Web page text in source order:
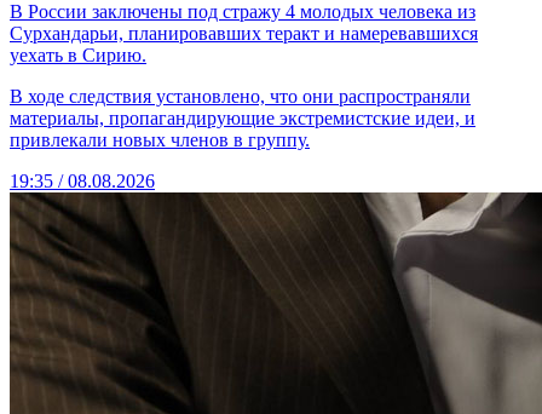
В России заключены под стражу 4 молодых человека из
Сурхандарьи, планировавших теракт и намеревавшихся
уехать в Сирию.
В ходе следствия установлено, что они распространяли
материалы, пропагандирующие экстремистские идеи, и
привлекали новых членов в группу.
19:35 / 08.08.2026